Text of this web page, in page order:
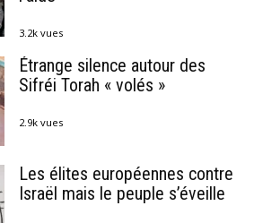
3.2k vues
Étrange silence autour des
Sifréi Torah « volés »
2.9k vues
Les élites européennes contre
Israël mais le peuple s’éveille